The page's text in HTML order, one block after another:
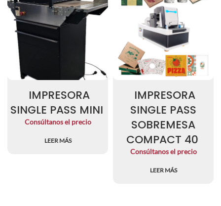
IMPRESORA
SINGLE PASS MINI
Consúltanos el precio
LEER MÁS
IMPRESORA
SINGLE PASS
SOBREMESA
COMPACT 40
Consúltanos el precio
LEER MÁS